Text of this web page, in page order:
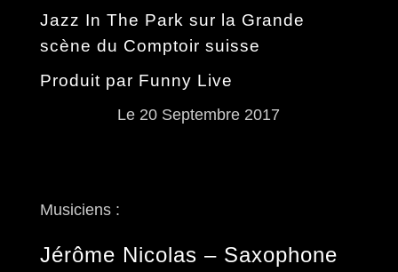
Jazz In The Park sur la Grande
scène du Comptoir suisse
Produit par Funny Live
Le 20 Septembre 2017
Musiciens :
Jérôme Nicolas – Saxophone